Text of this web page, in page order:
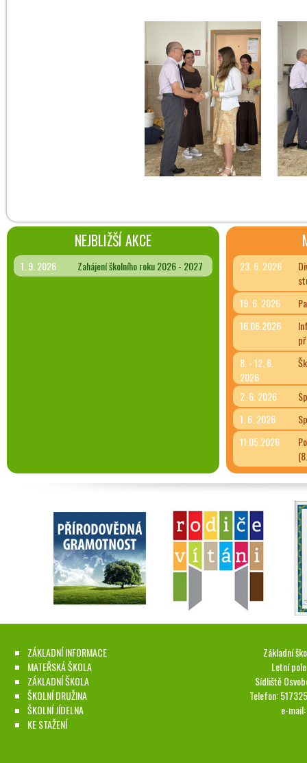
NEJBLIŽŠÍ AKCE
1. 9. 2026 Zahájení školního roku 2026 - 2027 23. 6. 2026
19. 6. 2026
16.06.2026
8. - 12. 6.
2026
2. 6. 2026
1. 6. 2026
11.05.2026
ZÁKLADNÍ INFORMACE
MATEŘSKÁ ŠKOLA
ZÁKLADNÍ ŠKOLA
ŠKOLNÍ DRUŽINA
ŠKOLNÍ JÍDELNA
KE STAŽENÍ
Základní
Letní
Sídliště
Telefon:
e-mail: